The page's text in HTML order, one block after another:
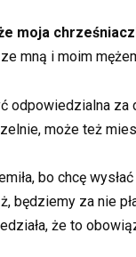
moja
mną i moim
odpowiedzialna
może też
bo chcę
będziemy za nie
że to